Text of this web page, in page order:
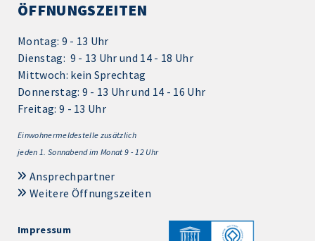
ÖFFNUNGSZEITEN
Montag: 9 - 13 Uhr
Dienstag: 9 - 13 Uhr und 14 - 18 Uhr
Mittwoch: kein Sprechtag
Donnerstag: 9 - 13 Uhr und 14 - 16 Uhr
Freitag: 9 - 13 Uhr
Einwohnermeldestelle zusätzlich
jeden 1. Sonnabend im Monat 9 - 12 Uhr
Ansprechpartner
Weitere Öffnungszeiten
Impressum